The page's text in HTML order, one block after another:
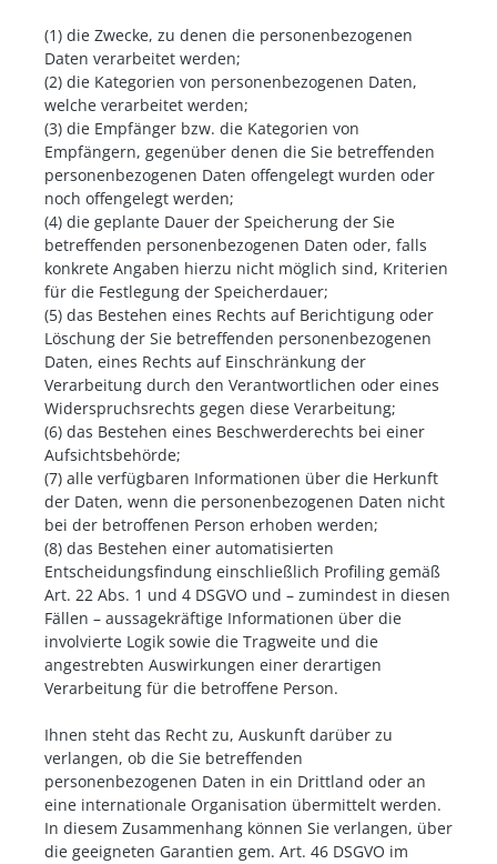
(1) die Zwecke, zu denen die personenbezogenen
Daten verarbeitet werden;
(2) die Kategorien von personenbezogenen Daten,
welche verarbeitet werden;
(3) die Empfänger bzw. die Kategorien von
Empfängern, gegenüber denen die Sie betreffenden
personenbezogenen Daten offengelegt wurden oder
noch offengelegt werden;
(4) die geplante Dauer der Speicherung der Sie
betreffenden personenbezogenen Daten oder, falls
konkrete Angaben hierzu nicht möglich sind, Kriterien
für die Festlegung der Speicherdauer;
(5) das Bestehen eines Rechts auf Berichtigung oder
Löschung der Sie betreffenden personenbezogenen
Daten, eines Rechts auf Einschränkung der
Verarbeitung durch den Verantwortlichen oder eines
Widerspruchsrechts gegen diese Verarbeitung;
(6) das Bestehen eines Beschwerderechts bei einer
Aufsichtsbehörde;
(7) alle verfügbaren Informationen über die Herkunft
der Daten, wenn die personenbezogenen Daten nicht
bei der betroffenen Person erhoben werden;
(8) das Bestehen einer automatisierten
Entscheidungsfindung einschließlich Profiling gemäß
Art. 22 Abs. 1 und 4 DSGVO und – zumindest in diesen
Fällen – aussagekräftige Informationen über die
involvierte Logik sowie die Tragweite und die
angestrebten Auswirkungen einer derartigen
Verarbeitung für die betroffene Person.
Ihnen steht das Recht zu, Auskunft darüber zu
verlangen, ob die Sie betreffenden
personenbezogenen Daten in ein Drittland oder an
eine internationale Organisation übermittelt werden.
In diesem Zusammenhang können Sie verlangen, über
die geeigneten Garantien gem. Art. 46 DSGVO im